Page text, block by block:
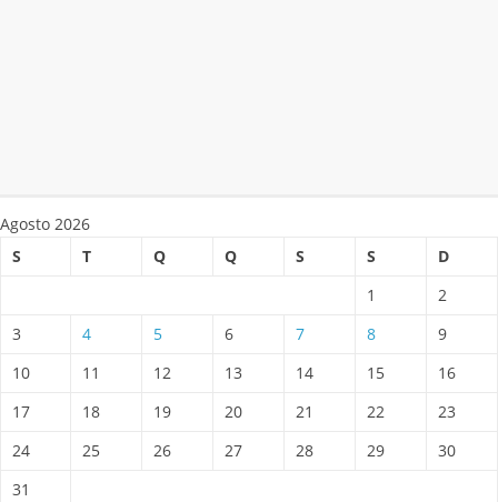
Agosto 2026
S
T Q Q S S
D
1
2
3
4 5 6 7 8
9
10
11 12 13 14 15
16
17
18 19 20 21 22
23
24
25 26 27 28 29
30
31